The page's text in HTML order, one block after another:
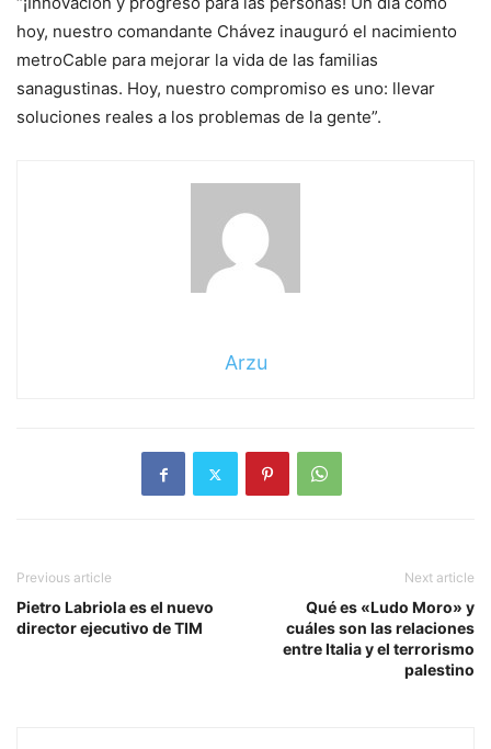
hoy, nuestro comandante Chávez inauguró el nacimiento
metroCable para mejorar la vida de las familias
sanagustinas. Hoy, nuestro compromiso es uno: llevar
soluciones reales a los problemas de la gente”.
Arzu
Previous article
Pietro Labriola es el nuevo
director ejecutivo de TIM
Next article
Qué es «Ludo Moro» y
cuáles son las relaciones
entre Italia y el terrorismo
palestino